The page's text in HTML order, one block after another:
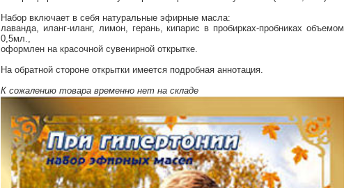
Набор включает в себя натуральные эфирные масла:
лаванда, иланг-иланг, лимон, герань, кипарис в пробирках-пробниках объемом
0,5мл.,
оформлен на красочной сувенирной открытке.
На обратной стороне открытки имеется подробная аннотация.
К сожалению товара временно нет на складе